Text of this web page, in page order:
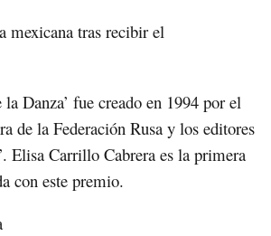
mexicana tras recibir el
Danza’ fue creado en 1994 por el
de la Federación Rusa y los editores
Elisa Carrillo Cabrera es la primera
con este premio.